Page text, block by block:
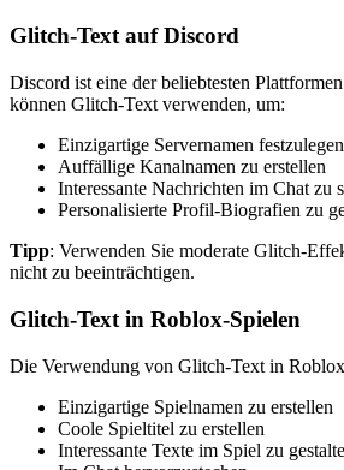
Glitch-Text auf Discord
Discord ist eine der beliebtesten
können Glitch-Text verwenden, um:
Einzigartige Servernamen festzulegen
Auffällige Kanalnamen zu erstellen
Interessante Nachrichten im Chat zu
Personalisierte Profil-Biografien zu
Tipp: Verwenden Sie moderate Glitch-
nicht zu beeinträchtigen.
Glitch-Text in Roblox-Spielen
Die Verwendung von Glitch-Text in
Einzigartige Spielnamen zu erstellen
Coole Spieltitel zu erstellen
Interessante Texte im Spiel zu